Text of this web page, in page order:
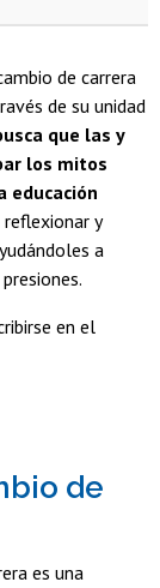
de carrera
de su unidad
que las y
los mitos
educación
y
a
en el
de
es una